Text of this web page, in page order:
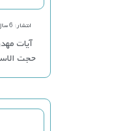
انتشار: 6 سال پیش
آیات
حجت